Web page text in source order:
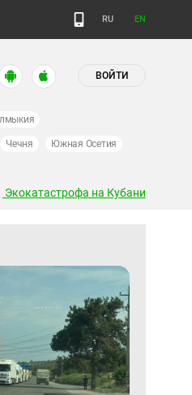
RU EN
ВОЙТИ
Чечня Южная Осетия
Экокатастрофа на Кубани